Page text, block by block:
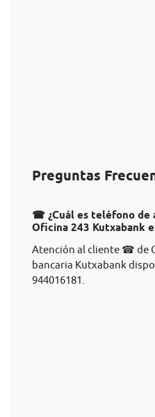
Preguntas
☎ ¿Cuál es teléfono de
Oficina 243 Kutxabank
Atención al cliente ☎ de
bancaria Kutxabank
944016181.